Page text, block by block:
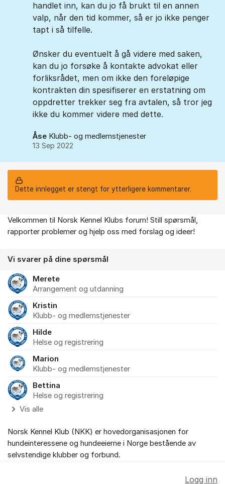
handlet inn, kan du jo få brukt til en annen
valp, når den tid kommer, så er jo ikke penger
tapt i så tilfelle.
Ønsker du eventuelt å gå videre med saken,
kan du jo forsøke å kontakte advokat eller
forliksrådet, men om ikke den foreløpige
kontrakten din spesifiserer en erstatning om
oppdretter trekker seg fra avtalen, så tror jeg
ikke du kommer videre med dette.
Åse Klubb- og medlemstjenester
13 Sep 2022
Dette innlegget er stengt for ytterligere kommentarer.
Om forumet
Velkommen til Norsk Kennel Klubs forum! Still spørsmål,
rapporter problemer og hjelp oss med forslag og ideer!
Vi svarer på dine spørsmål
Merete
Arrangement og utdanning
Kristin
Klubb- og medlemstjenester
Hilde
Helse og registrering
Marion
Klubb- og medlemstjenester
Bettina
Helse og registrering
Vis alle
Norsk Kennel Klub (NKK) er hovedorganisasjonen for
hundeinteressene og hundeeierne i Norge bestående av
selvstendige klubber og forbund.
Logg inn